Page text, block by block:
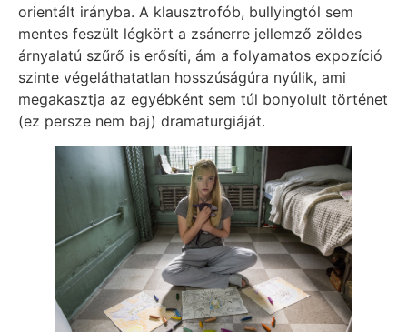
orientált irányba. A klausztrofób, bullyingtól sem
mentes feszült légkört a zsánerre jellemző zöldes
árnyalatú szűrő is erősíti, ám a folyamatos expozíció
szinte végeláthatatlan hosszúságúra nyúlik, ami
megakasztja az egyébként sem túl bonyolult történet
(ez persze nem baj) dramaturgiáját.